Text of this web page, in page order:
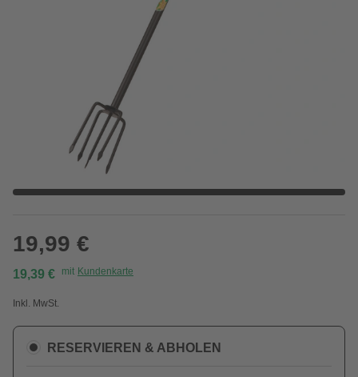
19,99 €
19,39 € mit Kundenkarte
Inkl. MwSt.
RESERVIEREN & ABHOLEN